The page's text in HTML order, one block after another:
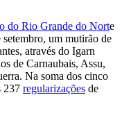
do Rio Grande do Norte
um mutirão de
através do Igarn
de Carnaubais, Assu,
Na soma dos cinco
237 regularizações de